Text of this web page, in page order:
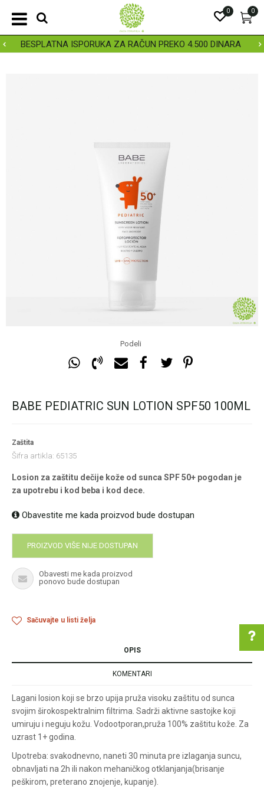
BESPLATNA ISPORUKA ZA RAČUN PREKO 4.500 DINARA
0
0
Podeli
BABE PEDIATRIC SUN LOTION SPF50 100ML
Zaštita
Šifra artikla: 65135
Losion za zaštitu dečije kože od sunca SPF 50+ pogodan je
za upotrebu i kod beba i kod dece.
Obavestite me kada proizvod bude dostupan
PROIZVOD VIŠE NIJE DOSTUPAN
Obavesti me kada proizvod
ponovo bude dostupan
Sačuvajte u listi želja
pišite nam:
customers@oazazdrav
lja.rs
OPIS
KOMENTARI
Lagani losion koji se brzo upija pruža visoku zaštitu od sunca
svojim širokospektralnim filtrima. Sadrži aktivne sastojke koji
umiruju i neguju kožu. Vodootporan,pruža 100% zaštitu kože. Za
uzrast 1+ godina.
Upotreba: svakodnevno, naneti 30 minuta pre izlaganja suncu,
obnavljati na 2h ili nakon mehaničkog otklanjanja(brisanje
peškirom, preterano znojenje, kupanje).